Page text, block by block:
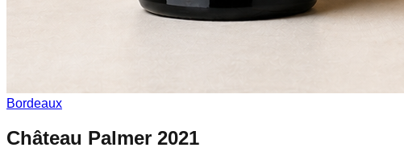
Bordeaux
Château Palmer 2021